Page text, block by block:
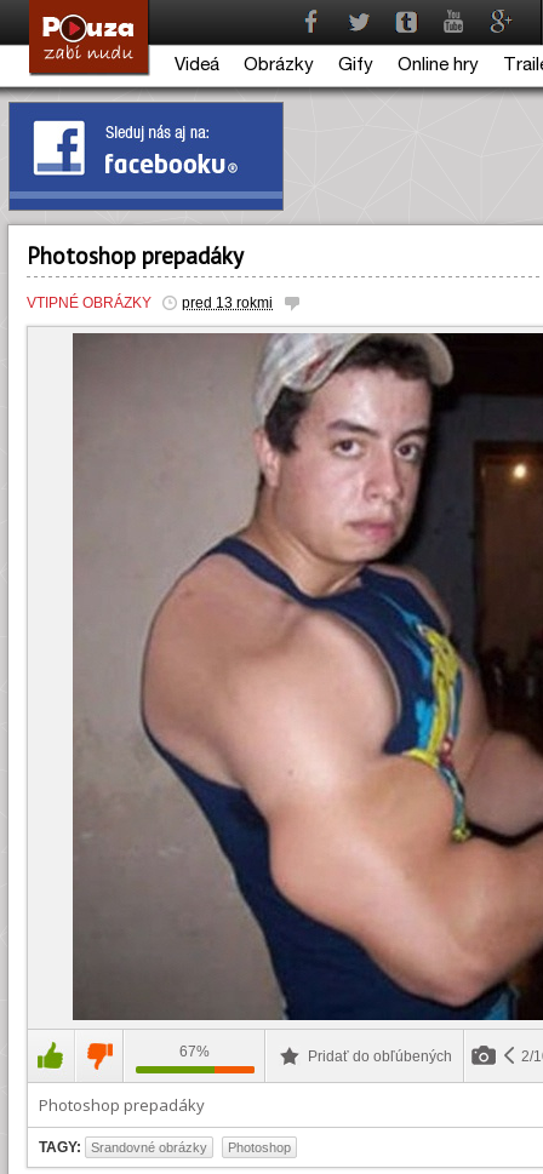
Videá Obrázky Gify Online hry
Photoshop prepadáky
VTIPNÉ OBRÁZKY pred 13 rokmi
67% Pridať do obľúbených 2/
Photoshop prepadáky
TAGY: Srandovné obrázky Photoshop